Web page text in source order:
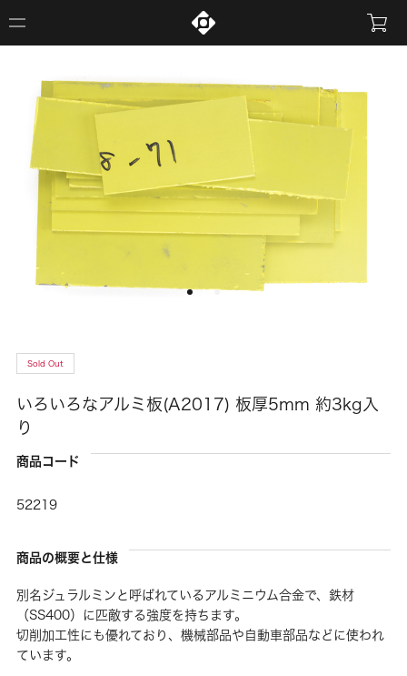
Sold Out
いろいろなアルミ板(A2017) 板厚5mm 約3kg入
り
商品コード
52219
商品の概要と仕様
別名ジュラルミンと呼ばれているアルミニウム合金で、鉄材
（SS400）に匹敵する強度を持ちます。
切削加工性にも優れており、機械部品や自動車部品などに使われ
ています。